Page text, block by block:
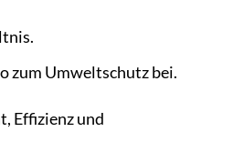
zum Umweltschutz bei.
Effizienz und